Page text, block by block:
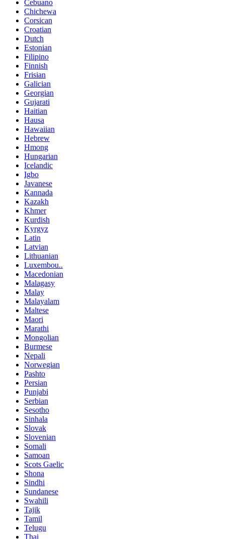
Cebuano
Chichewa
Corsican
Croatian
Dutch
Estonian
Filipino
Finnish
Frisian
Galician
Georgian
Gujarati
Haitian
Hausa
Hawaiian
Hebrew
Hmong
Hungarian
Icelandic
Igbo
Javanese
Kannada
Kazakh
Khmer
Kurdish
Kyrgyz
Latin
Latvian
Lithuanian
Luxembou..
Macedonian
Malagasy
Malay
Malayalam
Maltese
Maori
Marathi
Mongolian
Burmese
Nepali
Norwegian
Pashto
Persian
Punjabi
Serbian
Sesotho
Sinhala
Slovak
Slovenian
Somali
Samoan
Scots Gaelic
Shona
Sindhi
Sundanese
Swahili
Tajik
Tamil
Telugu
Thai